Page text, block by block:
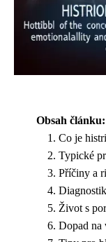
Obsah článku:
Co je
Typické
Příčiny a
Život s
Dopad na